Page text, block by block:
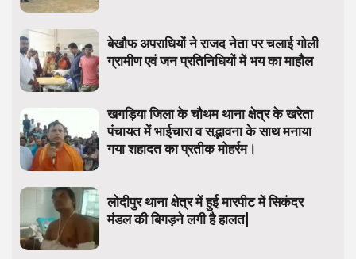
बेखौफ अपराधियों ने राजद नेता पर चलाई गोली
ग्रामीण एवं जन प्रतिनिधियों में भय का माहौल
खगड़िया जिला के चौथम थाना क्षेत्र के खरेता
पंचायत में भाईचारा व सद्भावना के साथ मनाया
गया शहादत का प्रतीक मोहर्रम।
लोदीपुर थाना क्षेत्र में हुई मारपीट में सिकंदर
मंडल की बिगड़ने लगी है हालत|